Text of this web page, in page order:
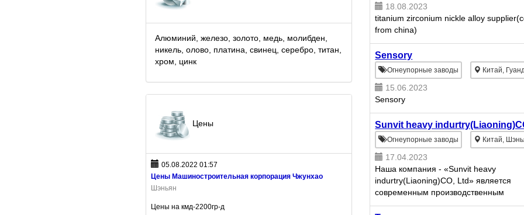
Алюминий, железо, золото, медь, молибден,
никель, олово, платина, свинец, серебро, титан,
хром, цинк
Цены
05.08.2022 01:57
Цены Машиностроительная корпорация Чжунхао
Шэньян
Цены на кмд-2200гр-д
18.08.2023
titanium zirconium nickle alloy
from china)
Sensory
Огнеупорные заводы Китай,
15.06.2023
Sensory
Sunvit heavy
Огнеупорные заводы Китай,
17.04.2023
Наша компания - «Sunvit heavy
indurtry(Liaoning)CO, Ltd» является
современным производственным
предприятием, по выпуску горно-